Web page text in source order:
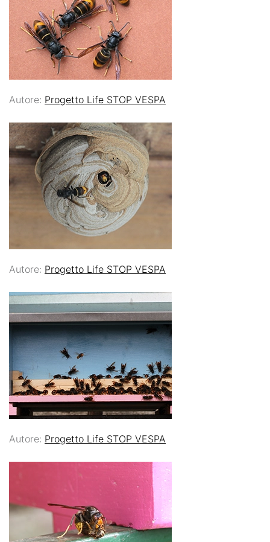
Autore: Progetto Life STOP VESPA
Autore: Progetto Life STOP VESPA
Autore: Progetto Life STOP VESPA